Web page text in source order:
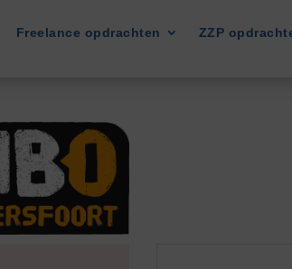
Freelance opdrachten ZZP